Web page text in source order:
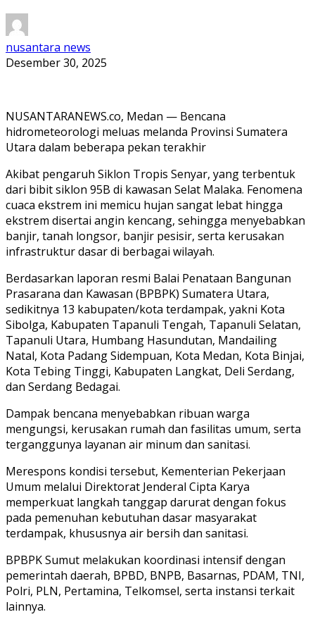
nusantara news
Desember 30, 2025
NUSANTARANEWS.co, Medan — Bencana
hidrometeorologi meluas melanda Provinsi Sumatera
Utara dalam beberapa pekan terakhir
Akibat pengaruh Siklon Tropis Senyar, yang terbentuk
dari bibit siklon 95B di kawasan Selat Malaka. Fenomena
cuaca ekstrem ini memicu hujan sangat lebat hingga
ekstrem disertai angin kencang, sehingga menyebabkan
banjir, tanah longsor, banjir pesisir, serta kerusakan
infrastruktur dasar di berbagai wilayah.
Berdasarkan laporan resmi Balai Penataan Bangunan
Prasarana dan Kawasan (BPBPK) Sumatera Utara,
sedikitnya 13 kabupaten/kota terdampak, yakni Kota
Sibolga, Kabupaten Tapanuli Tengah, Tapanuli Selatan,
Tapanuli Utara, Humbang Hasundutan, Mandailing
Natal, Kota Padang Sidempuan, Kota Medan, Kota Binjai,
Kota Tebing Tinggi, Kabupaten Langkat, Deli Serdang,
dan Serdang Bedagai.
Dampak bencana menyebabkan ribuan warga
mengungsi, kerusakan rumah dan fasilitas umum, serta
terganggunya layanan air minum dan sanitasi.
Merespons kondisi tersebut, Kementerian Pekerjaan
Umum melalui Direktorat Jenderal Cipta Karya
memperkuat langkah tanggap darurat dengan fokus
pada pemenuhan kebutuhan dasar masyarakat
terdampak, khususnya air bersih dan sanitasi.
BPBPK Sumut melakukan koordinasi intensif dengan
pemerintah daerah, BPBD, BNPB, Basarnas, PDAM, TNI,
Polri, PLN, Pertamina, Telkomsel, serta instansi terkait
lainnya.